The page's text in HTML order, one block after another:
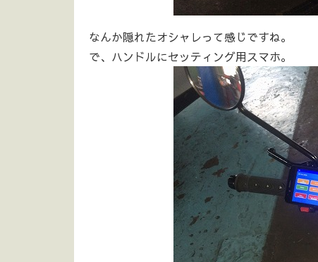
なんか隠れたオシャレって感じですね。
で、ハンドルにセッティング用スマホ。